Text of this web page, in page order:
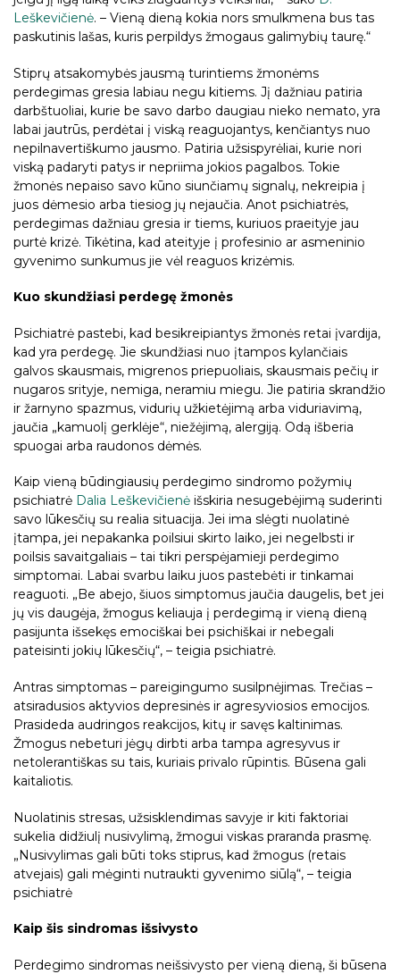
Leškevičienė. – Vieną dieną kokia nors smulkmena bus tas
paskutinis lašas, kuris perpildys žmogaus galimybių taurę.“
Stiprų atsakomybės jausmą turintiems žmonėms
perdegimas gresia labiau negu kitiems. Jį dažniau patiria
darbštuoliai, kurie be savo darbo daugiau nieko nemato, yra
labai jautrūs, perdėtai į viską reaguojantys, kenčiantys nuo
nepilnavertiškumo jausmo. Patiria užsispyrėliai, kurie nori
viską padaryti patys ir nepriima jokios pagalbos. Tokie
žmonės nepaiso savo kūno siunčiamų signalų, nekreipia į
juos dėmesio arba tiesiog jų nejaučia. Anot psichiatrės,
perdegimas dažniau gresia ir tiems, kuriuos praeityje jau
purtė krizė. Tikėtina, kad ateityje į profesinio ar asmeninio
gyvenimo sunkumus jie vėl reaguos krizėmis.
Kuo skundžiasi perdegę žmonės
Psichiatrė pastebi, kad besikreipiantys žmonės retai įvardija,
kad yra perdegę. Jie skundžiasi nuo įtampos kylančiais
galvos skausmais, migrenos priepuoliais, skausmais pečių ir
nugaros srityje, nemiga, neramiu miegu. Jie patiria skrandžio
ir žarnyno spazmus, vidurių užkietėjimą arba viduriavimą,
jaučia „kamuolį gerklėje“, niežėjimą, alergiją. Odą išberia
spuogai arba raudonos dėmės.
Kaip vieną būdingiausių perdegimo sindromo požymių
psichiatrė Dalia Leškevičienė išskiria nesugebėjimą suderinti
savo lūkesčių su realia situacija. Jei ima slėgti nuolatinė
įtampa, jei nepakanka poilsiui skirto laiko, jei negelbsti ir
poilsis savaitgaliais – tai tikri perspėjamieji perdegimo
simptomai. Labai svarbu laiku juos pastebėti ir tinkamai
reaguoti. „Be abejo, šiuos simptomus jaučia daugelis, bet jei
jų vis daugėja, žmogus keliauja į perdegimą ir vieną dieną
pasijunta išsekęs emociškai bei psichiškai ir nebegali
pateisinti jokių lūkesčių“, – teigia psichiatrė.
Antras simptomas – pareigingumo susilpnėjimas. Trečias –
atsiradusios aktyvios depresinės ir agresyviosios emocijos.
Prasideda audringos reakcijos, kitų ir savęs kaltinimas.
Žmogus nebeturi jėgų dirbti arba tampa agresyvus ir
netolerantiškas su tais, kuriais privalo rūpintis. Būsena gali
kaitaliotis.
Nuolatinis stresas, užsisklendimas savyje ir kiti faktoriai
sukelia didžiulį nusivylimą, žmogui viskas praranda prasmę.
„Nusivylimas gali būti toks stiprus, kad žmogus (retais
atvejais) gali mėginti nutraukti gyvenimo siūlą“, – teigia
psichiatrė
Kaip šis sindromas išsivysto
Perdegimo sindromas neišsivysto per vieną dieną, ši būsena